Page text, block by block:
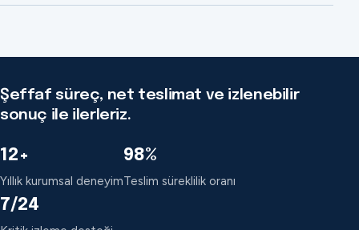
Şeffaf süreç, net teslimat ve izlenebilir
sonuç ile ilerleriz.
12+
Yıllık kurumsal deneyim
98%
Teslim süreklilik oranı
7/24